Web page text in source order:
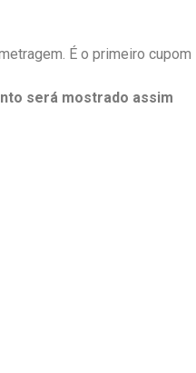
É o primeiro cupom
será mostrado assim